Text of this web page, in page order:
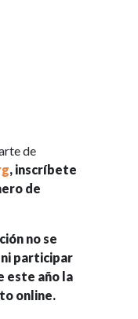
de
, inscríbete
de
no se
ni participar
este año la
online.